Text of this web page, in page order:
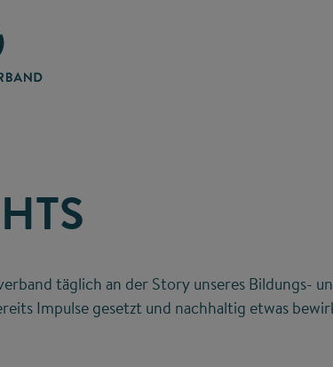
täglich an der Story unseres Bildungs-
Impulse gesetzt und nachhaltig etwas